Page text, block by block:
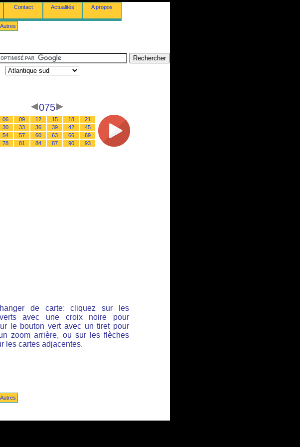
Contact Actualités A propos
Autres
075
06 09 12 15 18
21
30 33 36 39 42
45
54 57 60 63 66
69
78 81 84 87 90 93
de carte: cliquez sur les
avec une croix noire pour
le bouton vert avec un tiret pour
zoom arrière, ou sur les flèches
les cartes adjacentes.
Autres